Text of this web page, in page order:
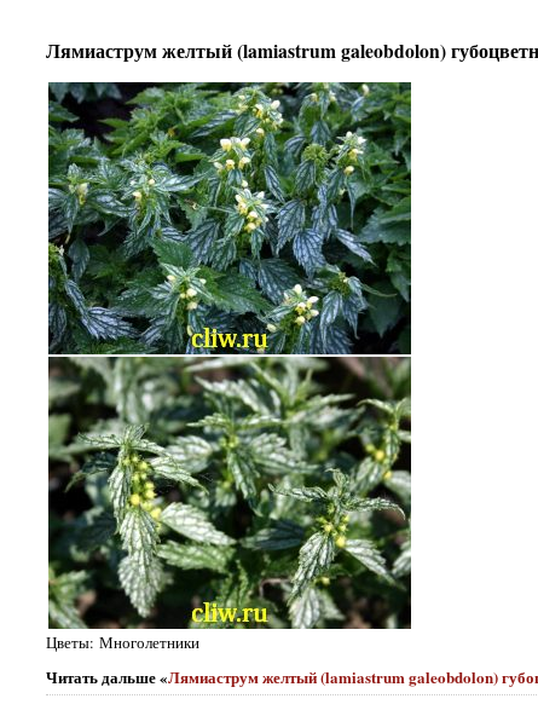
Лямиаструм желтый (lamiastrum galeobdolon)
Цветы: Многолетники
Читать дальше «Лямиаструм желтый (lamiastrum galeobdolon)